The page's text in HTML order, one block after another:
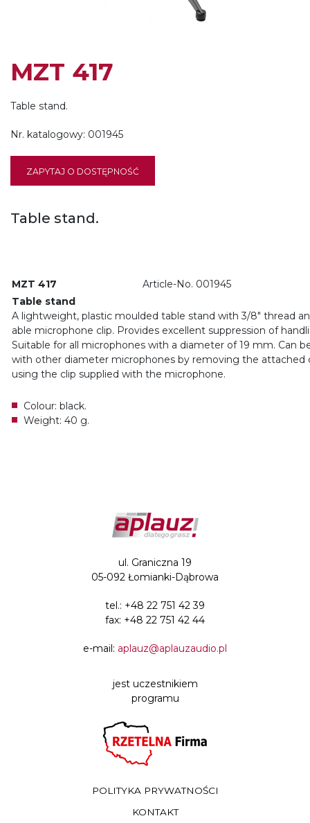
MZT 417
Table stand.
Nr. katalogowy: 001945
ZAPYTAJ O DOSTĘPNOŚĆ
Table stand.
MZT 417
Article-No. 001945
Table stand
A lightweight, plastic moulded table stand with 3/8" thread
able microphone clip. Provides excellent suppression of
Suitable for all microphones with a diameter of 19 mm. Can
with other diameter microphones by removing the attached
using the clip supplied with the microphone.
Colour: black.
Weight: 40 g.
ul. Graniczna 19
05-092 Łomianki-Dąbrowa
tel.: +48 22 751 42 39
fax: +48 22 751 42 44
e-mail: aplauz@aplauzaudio.pl
jest uczestnikiem
programu
POLITYKA PRYWATNOŚCI
KONTAKT